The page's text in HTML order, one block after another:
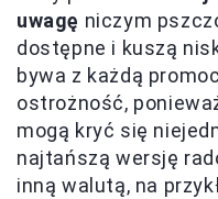
uwagę niczym
dostępne i kuszą
bywa z każdą
ostrożność,
mogą kryć się
najtańszą wersję
inną walutą, na